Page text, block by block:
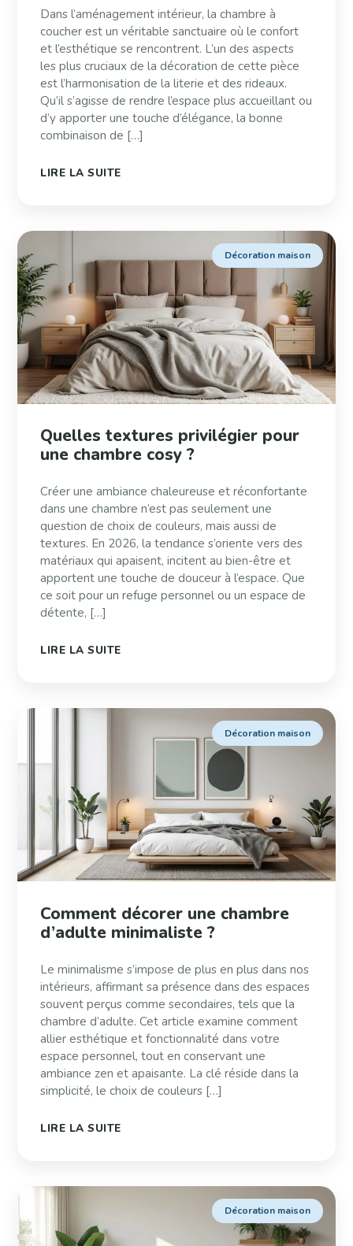
Dans l’aménagement intérieur, la chambre à
coucher est un véritable sanctuaire où le confort
et l’esthétique se rencontrent. L’un des aspects
les plus cruciaux de la décoration de cette pièce
est l’harmonisation de la literie et des rideaux.
Qu’il s’agisse de rendre l’espace plus accueillant ou
d’y apporter une touche d’élégance, la bonne
combinaison de […]
LIRE LA SUITE
Décoration maison
Quelles textures privilégier pour
une chambre cosy ?
Créer une ambiance chaleureuse et réconfortante
dans une chambre n’est pas seulement une
question de choix de couleurs, mais aussi de
textures. En 2026, la tendance s’oriente vers des
matériaux qui apaisent, incitent au bien-être et
apportent une touche de douceur à l’espace. Que
ce soit pour un refuge personnel ou un espace de
détente, […]
LIRE LA SUITE
Décoration maison
Comment décorer une chambre
d’adulte minimaliste ?
Le minimalisme s’impose de plus en plus dans nos
intérieurs, affirmant sa présence dans des espaces
souvent perçus comme secondaires, tels que la
chambre d’adulte. Cet article examine comment
allier esthétique et fonctionnalité dans votre
espace personnel, tout en conservant une
ambiance zen et apaisante. La clé réside dans la
simplicité, le choix de couleurs […]
LIRE LA SUITE
Décoration maison